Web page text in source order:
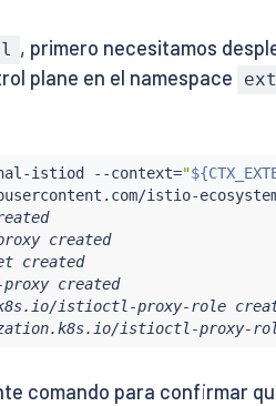
, primero necesitamos
plane en el namespace
istiod --context="
created
created
created
istioctl-proxy-role
istioctl-proxy-
comando para confirmar